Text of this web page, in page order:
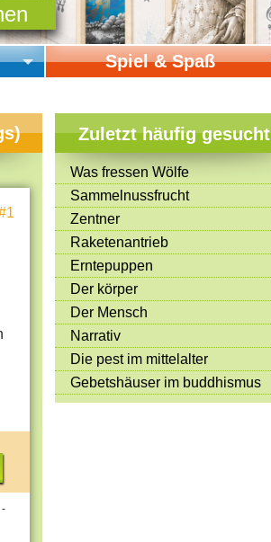
Spiel & Spaß
Online-Spiele
Mitmachen & Kreatives
Bücher & Filme
Quiz-Spiele
Spiele & Ideen
Jugendreporter
Rezeptideen
Game-Tests
Reisen, Events & Sport
E-Cards
-
Zuletzt häufig gesucht
Was fressen Wölfe
Sammelnussfrucht
Zentner
Raketenantrieb
Erntepuppen
Der körper
Der Mensch
Narrativ
Die pest im mittelalter
Gebetshäuser im buddhismus